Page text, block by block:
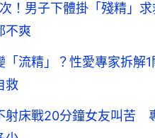
！男子下體掛「殘精」
不爽
「流精」？性愛專家拆解
救
射床戰20分鐘女友叫苦